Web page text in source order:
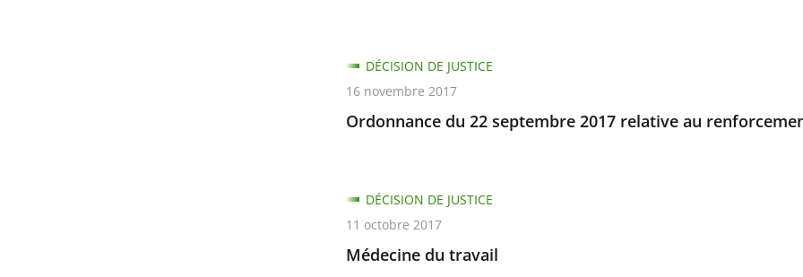
Ordonnance du 22 septembre 2017 relative au
DÉCISION DE JUSTICE
16 novembre 2017
Médecine du travail
DÉCISION DE JUSTICE
11 octobre 2017